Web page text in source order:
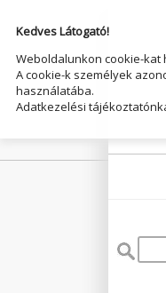
Kedves Látogató!
Weboldalunkon cookie-
A cookie-k személyek
használatába.
Adatkezelési